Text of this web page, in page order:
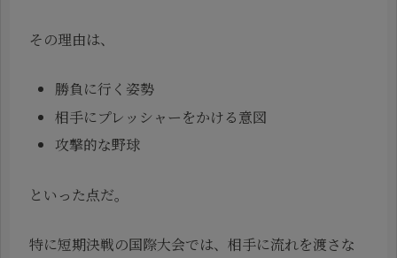
その理由は、
勝負に行く姿勢
相手にプレッシャーをかける意図
攻撃的な野球
といった点だ。
特に短期決戦の国際大会では、相手に流れを渡さな